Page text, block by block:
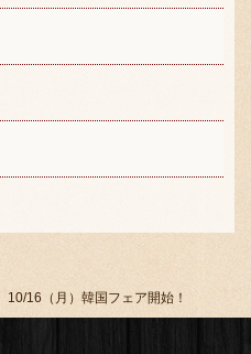
10/16（月）韓国フェア開始！